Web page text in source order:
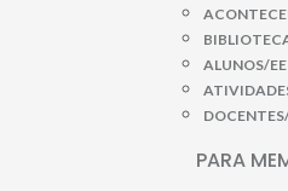
ALUNOS/EE
PARA